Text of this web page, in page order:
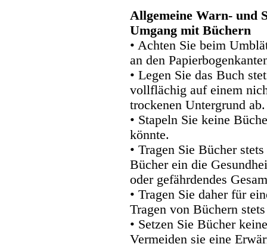
Allgemeine Warn- und
Umgang mit Büchern
• Achten Sie beim
an den
• Legen Sie das Buch
vollflächig auf einem
trockenen Untergrund ab.
• Stapeln Sie keine
könnte.
• Tragen Sie Bücher
Bücher ein die
oder gefährdendes
• Tragen Sie daher für
Tragen von Büchern
• Setzen Sie Bücher
Vermeiden sie eine